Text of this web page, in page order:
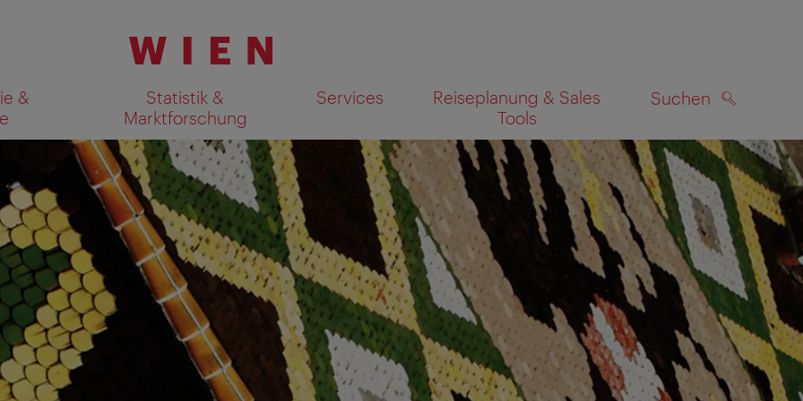
&
Statistik &
Marktforschung
Services
Reiseplanung & Sales
Tools
Suchen
Suchergebnisse auf Karte anzeigen SUCHEN